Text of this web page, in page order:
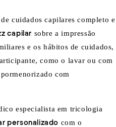
cuidados capilares completo e
capilar sobre a impressão
e os hábitos de cuidados,
como o lavar ou com
com
especialista em tricologia
personalizado com o